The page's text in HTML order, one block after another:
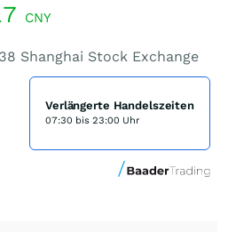
CNY
Shanghai Stock Exchange
Verlängerte Handelszeiten
07:30 bis 23:00 Uhr